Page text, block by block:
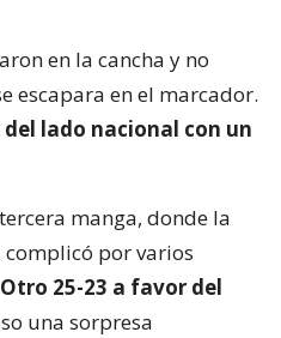
en la cancha y no
escapara en el marcador.
del lado nacional con un
manga, donde la
por varios
Otro 25-23 a favor del
una sorpresa